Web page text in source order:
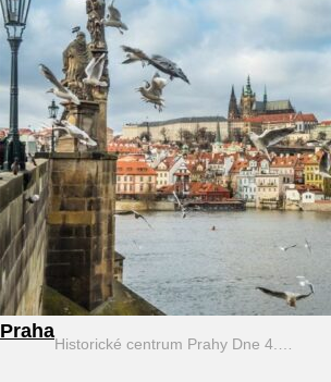
Praha
Historické centrum Prahy Dne 4.…